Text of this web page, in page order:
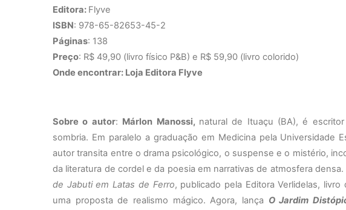
Editora: Flyve
ISBN: 978-65-82653-45-2
Páginas: 138
Preço: R$ 49,90 (livro físico P&B) e R$ 59,90 (livro colorido)
Onde encontrar: Loja Editora Flyve
Sobre o autor: Márlon Manossi, naturalde Ituaçu (BA), é
sombria. Em paralelo a graduação em Medicina pela Universidade
autor transita entre o drama psicológico, o suspense e o mistério,
da literatura de cordel e da poesia em narrativas de atmosfera
de Jabuti em Latas de Ferro, publicado pela Editora Verlidelas,
uma proposta de realismo mágico. Agora, lança O Jardim